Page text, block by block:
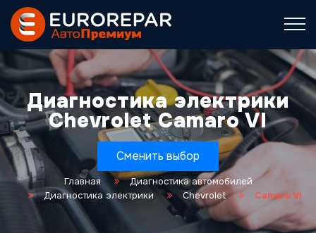
Диагностика электрики
Chevrolet Camaro VI
Сменить выбор
Главная
Диагностика автомобилей
Диагностика электрики
Chevrolet Camaro VI